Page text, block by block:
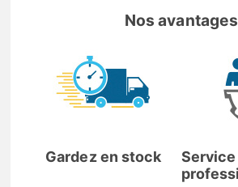
Nos avantages
Gardez en stock
Service